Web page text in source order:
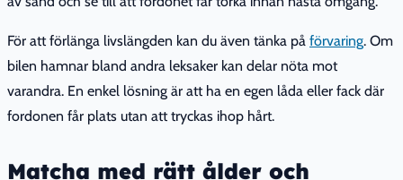
För att förlänga livslängden kan du även tänka på förvaring. Om
bilen hamnar bland andra leksaker kan delar nöta mot
varandra. En enkel lösning är att ha en egen låda eller fack där
fordonen får plats utan att tryckas ihop hårt.
Matcha med rätt ålder och